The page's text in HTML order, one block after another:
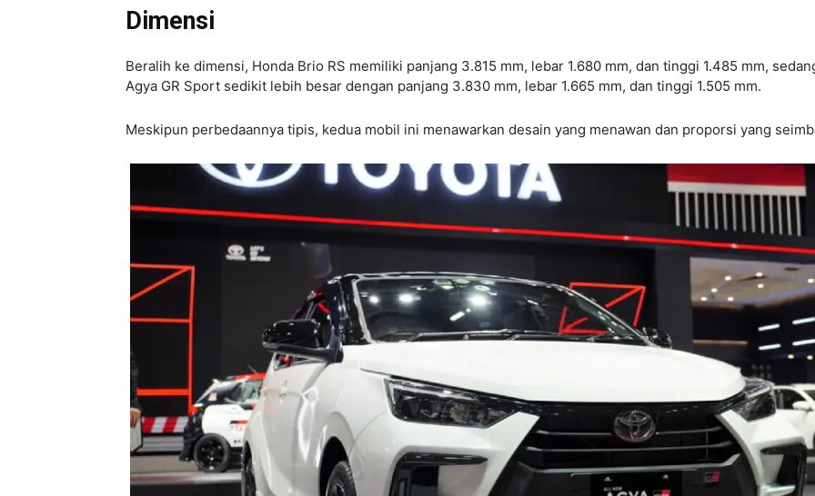
Dimensi
Beralih ke dimensi, Honda Brio RS memiliki panjang 3.815 mm, lebar 1.680 mm, dan tinggi 1.485 mm,
Agya GR Sport sedikit lebih besar dengan panjang 3.830 mm, lebar 1.665 mm, dan tinggi 1.505 mm.
Meskipun perbedaannya tipis, kedua mobil ini menawarkan desain yang menawan dan proporsi yang